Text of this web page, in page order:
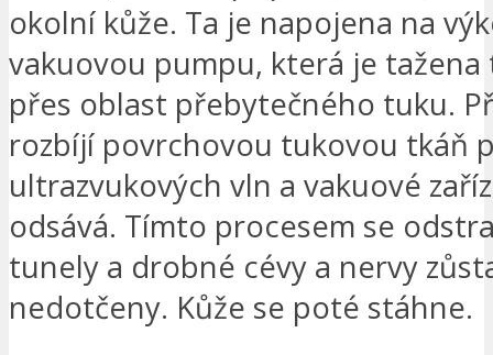
okolní kůže. Ta je napojena na
vakuovou pumpu, která je tažena
přes oblast přebytečného tuku.
rozbíjí povrchovou tukovou tkáň
ultrazvukových vln a vakuové
odsává. Tímto procesem se
tunely a drobné cévy a nervy
nedotčeny. Kůže se poté stáhne.